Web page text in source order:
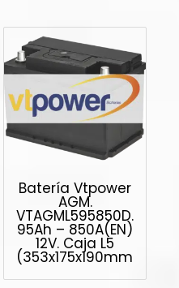
Batería Vtpower
AGM.
VTAGML595850D.
95Ah – 850A(EN)
12V. Caja L5
(353x175x190mm)